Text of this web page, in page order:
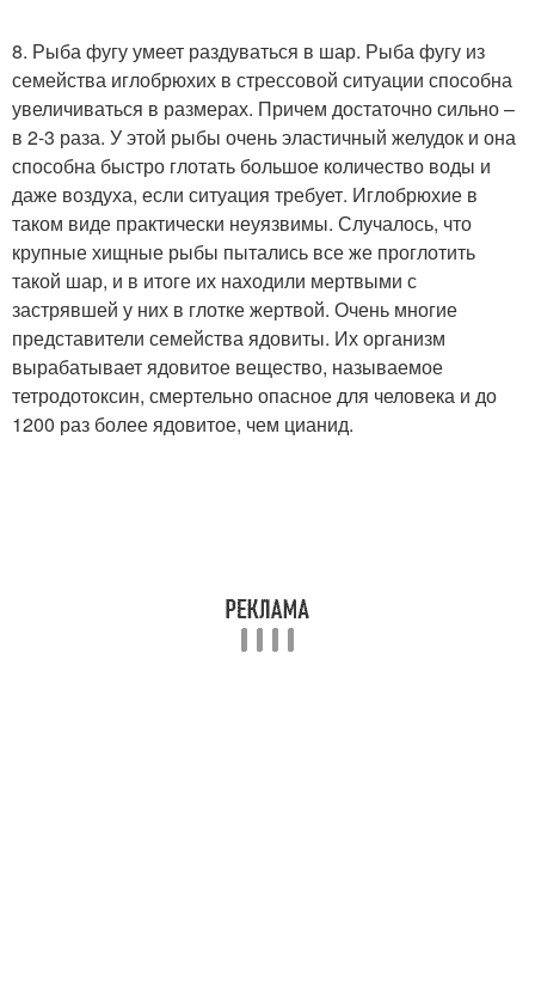
8. Рыба фугу умеет раздуваться в шар. Рыба фугу из
семейства иглобрюхих в стрессовой ситуации способна
увеличиваться в размерах. Причем достаточно сильно –
в 2-3 раза. У этой рыбы очень эластичный желудок и она
способна быстро глотать большое количество воды и
даже воздуха, если ситуация требует. Иглобрюхие в
таком виде практически неуязвимы. Случалось, что
крупные хищные рыбы пытались все же проглотить
такой шар, и в итоге их находили мертвыми с
застрявшей у них в глотке жертвой. Очень многие
представители семейства ядовиты. Их организм
вырабатывает ядовитое вещество, называемое
тетродотоксин, смертельно опасное для человека и до
1200 раз более ядовитое, чем цианид.